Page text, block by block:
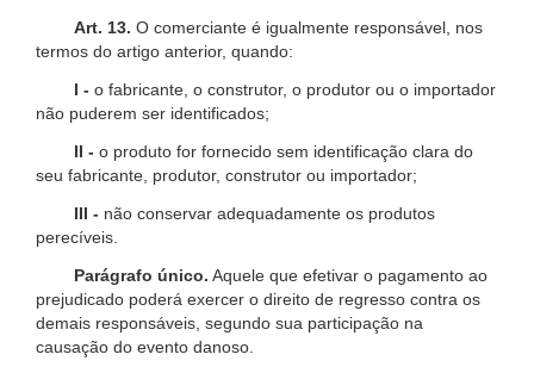
Art. 13. O comerciante é igualmente responsável, nos
termos do artigo anterior, quando:
I - o fabricante, o construtor, o produtor ou o importador
não puderem ser identificados;
II - o produto for fornecido sem identificação clara do
seu fabricante, produtor, construtor ou importador;
III - não conservar adequadamente os produtos
perecíveis.
Parágrafo único. Aquele que efetivar o pagamento ao
prejudicado poderá exercer o direito de regresso contra os
demais responsáveis, segundo sua participação na
causação do evento danoso.